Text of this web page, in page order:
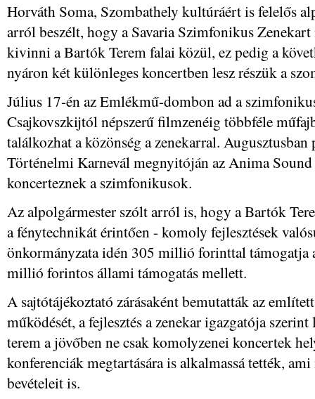
Horváth Soma, Szombathely kultúráért is felelős
arról beszélt, hogy a Savaria Szimfonikus
kivinni a Bartók Terem falai közül, ez pedig a
nyáron két különleges koncertben lesz részük a
Július 17-én az Emlékmű-dombon ad a
Csajkovszkijtól népszerű filmzenéig többféle
találkozhat a közönség a zenekarral.
Történelmi Karnevál megnyitóján az Anima Sound
koncerteznek a szimfonikusok.
Az alpolgármester szólt arról is, hogy a Bartók
a fénytechnikát érintően - komoly fejlesztések
önkormányzata idén 305 millió forinttal támogatja
millió forintos állami támogatás mellett.
A sajtótájékoztató zárásaként bemutatták az
működését, a fejlesztés a zenekar igazgatója
terem a jövőben ne csak komolyzenei koncertek
konferenciák megtartására is alkalmassá tették,
bevételeit is.